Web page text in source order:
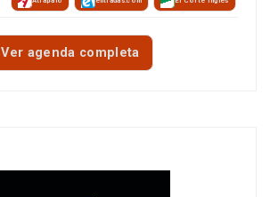
Ver agenda completa